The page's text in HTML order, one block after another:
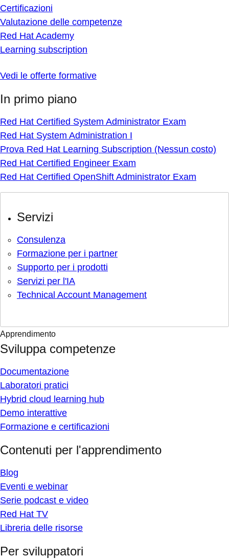
Certificazioni
Valutazione delle competenze
Red Hat Academy
Learning subscription
Vedi le offerte formative
In primo piano
Red Hat Certified System Administrator Exam
Red Hat System Administration I
Prova Red Hat Learning Subscription (Nessun costo)
Red Hat Certified Engineer Exam
Red Hat Certified OpenShift Administrator Exam
Servizi
Consulenza
Formazione per i partner
Supporto per i prodotti
Servizi per l'IA
Technical Account Management
Apprendimento
Sviluppa competenze
Documentazione
Laboratori pratici
Hybrid cloud learning hub
Demo interattive
Formazione e certificazioni
Contenuti per l'apprendimento
Blog
Eventi e webinar
Serie podcast e video
Red Hat TV
Libreria delle risorse
Per sviluppatori